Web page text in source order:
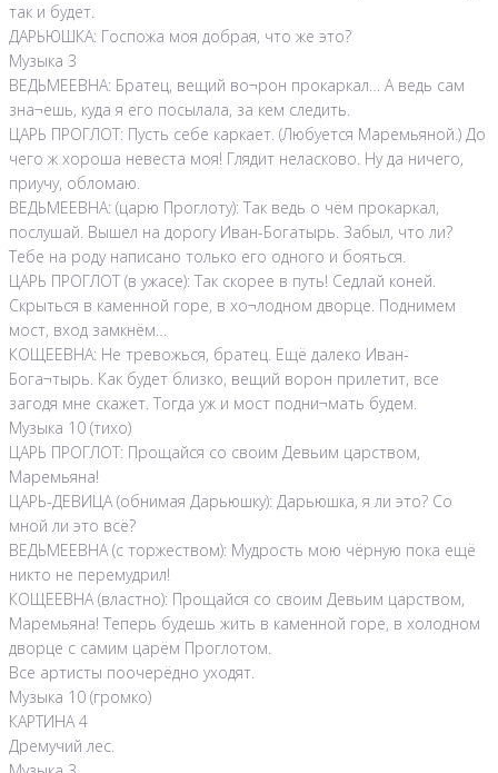
так и будет.
ДАРЬЮШКА: Госпожа моя добрая, что же это?
Музыка 3
ВЕДЬМЕЕВНА: Братец, вещий во¬рон прокаркал… А ведь сам
зна¬ешь, куда я его посылала, за кем следить.
ЦАРЬ ПРОГЛОТ: Пусть себе каркает. (Любуется Маремьяной.) До
чего ж хороша невеста моя! Глядит неласково. Ну да ничего,
приучу, обломаю.
ВЕДЬМЕЕВНА: (царю Проглоту): Так ведь о чём прокаркал,
послушай. Вышел на дорогу Иван-Богатырь. Забыл, что ли?
Тебе на роду написано только его одного и бояться.
ЦАРЬ ПРОГЛОТ (в ужасе): Так скорее в путь! Седлай коней.
Скрыться в каменной горе, в хо¬лодном дворце. Поднимем
мост, вход замкнём…
КОЩЕЕВНА: Не тревожься, братец. Ещё далеко Иван-
Бога¬тырь. Как будет близко, вещий ворон прилетит, все
загодя мне скажет. Тогда уж и мост подни¬мать будем.
Музыка 10 (тихо)
ЦАРЬ ПРОГЛОТ: Прощайся со своим Девьим царством,
Маремьяна!
ЦАРЬ-ДЕВИЦА (обнимая Дарьюшку): Дарьюшка, я ли это? Со
мной ли это всё?
ВЕДЬМЕЕВНА (с торжеством): Мудрость мою чёрную пока ещё
никто не перемудрил!
КОЩЕЕВНА (властно): Прощайся со своим Девьим царством,
Маремьяна! Теперь будешь жить в каменной горе, в холодном
дворце с самим царём Проглотом.
Все артисты поочерёдно уходят.
Музыка 10 (громко)
КАРТИНА 4
Дремучий лес.